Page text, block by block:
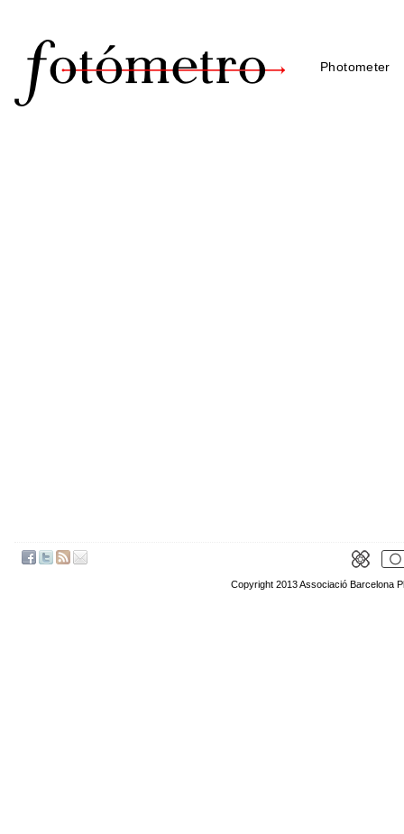
Photometer
Copyright 2013 Associació Barcelona